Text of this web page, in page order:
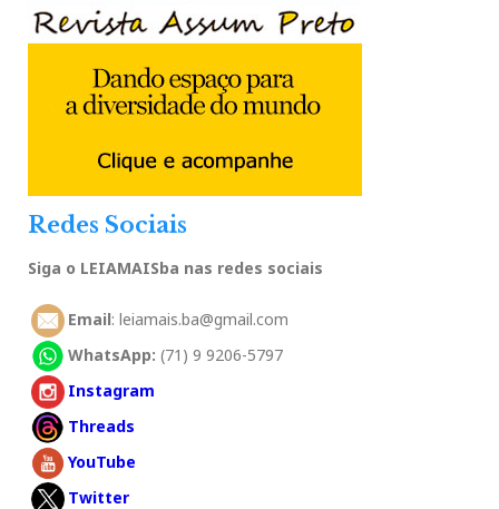
Redes Sociais
Siga o LEIAMAISba nas redes sociais
Email: leiamais.ba@gmail.com
WhatsApp: (71) 9 9206-5797
Instagram
Threads
YouTube
Twitter